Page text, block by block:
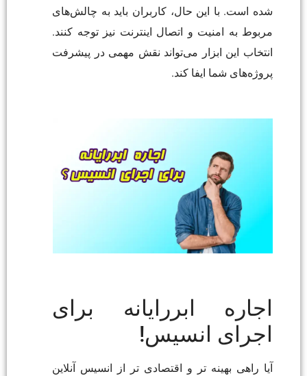
شده است. با این حال، کاربران باید به چالش‌های
مربوط به امنیت و اتصال اینترنت نیز توجه کنند.
انتخاب این ابزار می‌تواند نقش مهمی در پیشرفت
پروژه‌های شما ایفا کند.
اجاره ابررایانه برای
اجرای انسیس!
آیا راهی بهینه تر و اقتصادی تر از انسیس آنلاین